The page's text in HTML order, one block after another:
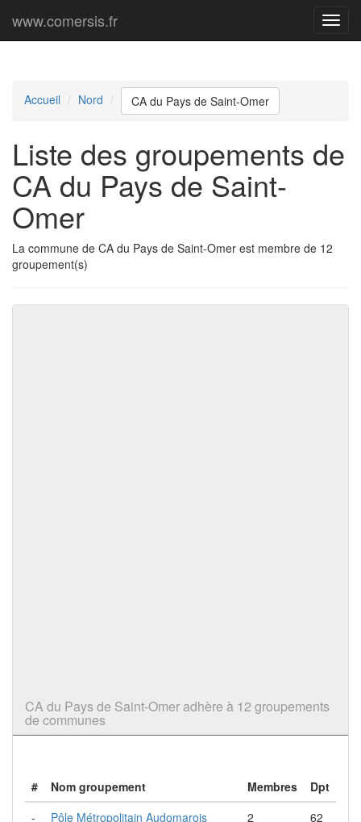
Menu
www.comersis.fr
Accueil Nord CA du Pays de Saint-Omer
Liste des groupements de
CA du Pays de Saint-
Omer
La commune de CA du Pays de Saint-Omer est membre de 12
groupement(s)
CA du Pays de Saint-Omer adhère à 12 groupements
de communes
# Nom groupement Membres
Dpt
-
Pôle Métropolitain Audomarois 2
62